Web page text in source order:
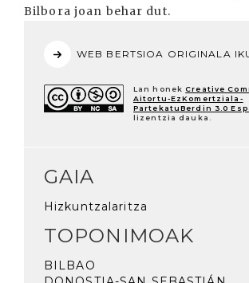
Bilbora joan behar dut.
WEB BERTSIOA ORIGINALA
Lan honek Creative
Aitortu-EzKomertziala-
PartekatuBerdin 3.0
lizentzia dauka.
GAIA
Hizkuntzalaritza
TOPONIMOAK
BILBAO